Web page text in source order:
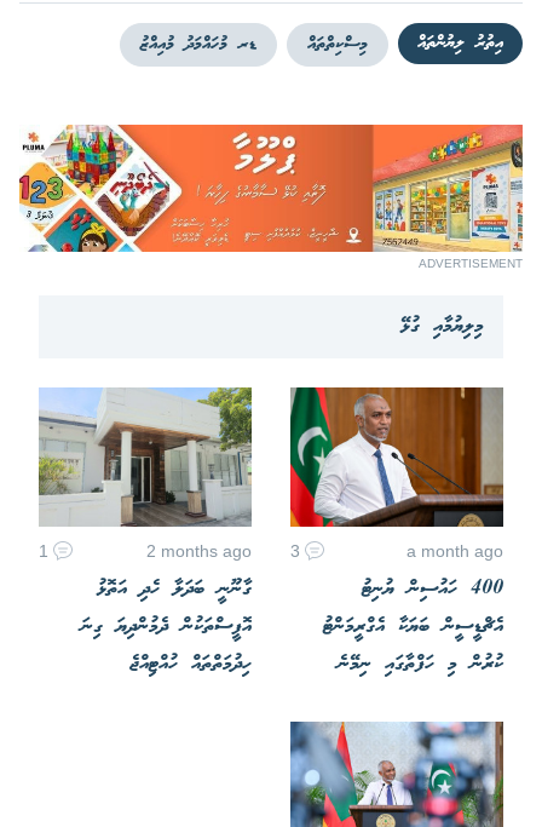
އިތުރު ލިޔުންތައް މިސްކިތްތައް ޑރ މުހައްމަދު މުއިއްޒު
ADVERTISEMENT
މިލިޔުމާއި ގުޅޭ
a month ago
3
400 ހައުސިން ޔުނިޓު
އެޗްޑީސީން ބަޔަކާ އެގްރީމަންޓު
ކުރުން މި ހަފްތާގައި ނިމޭނެ
2 months ago
1
ގާނޫނީ ބަދަލާ ހެދި އަތޮޅު
އޮފީސްތަކުން ދެމުންދިޔަ ގިނަ
ހިދުމަތްތައް ހުއްޓިއްޖެ